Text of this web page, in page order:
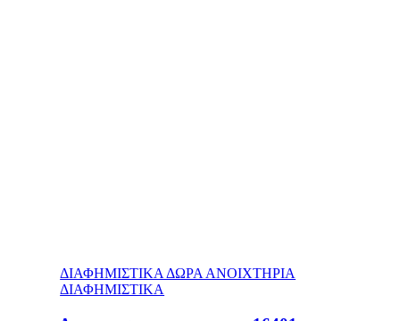
ΔΙΑΦΗΜΙΣΤΙΚΑ ΔΩΡΑ ΑΝΟΙΧΤΗΡΙΑ
ΔΙΑΦΗΜΙΣΤΙΚΑ